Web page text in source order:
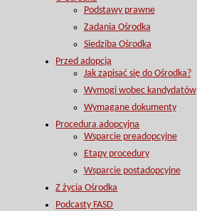
Podstawy prawne
Zadania Ośrodka
Siedziba Ośrodka
Przed adopcją
Jak zapisać się do Ośrodka?
Wymogi wobec kandydatów
Wymagane dokumenty
Procedura adopcyjna
Wsparcie preadopcyjne
Etapy procedury
Wsparcie postadopcyjne
Z życia Ośrodka
Podcasty FASD